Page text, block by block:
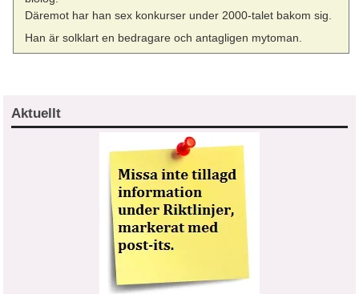
Däremot har han sex konkurser under 2000-talet bakom sig.
Han är solklart en bedragare och antagligen mytoman.
Aktuellt